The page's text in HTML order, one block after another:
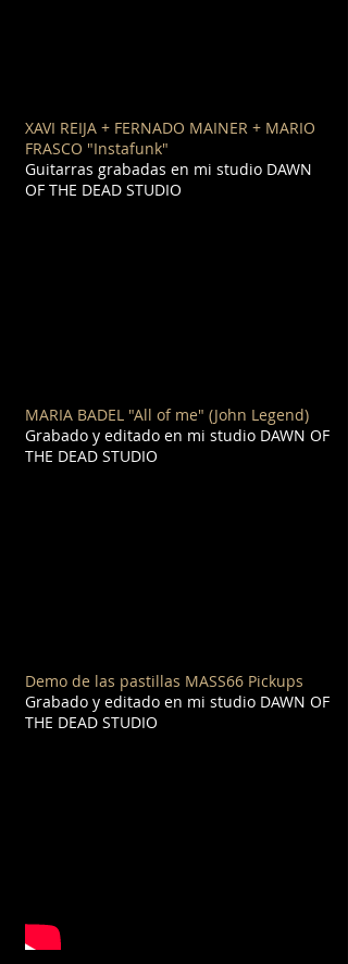
XAVI REIJA + FERNADO MAINER + MARIO
FRASCO "Instafunk"
Guitarras grabadas en mi studio DAWN
OF THE DEAD STUDIO
MARIA BADEL "All of me" (John Legend)
Grabado y editado en mi studio DAWN OF
THE DEAD STUDIO
Demo de las pastillas MASS66 Pickups
Grabado y editado en mi studio DAWN OF
THE DEAD STUDIO